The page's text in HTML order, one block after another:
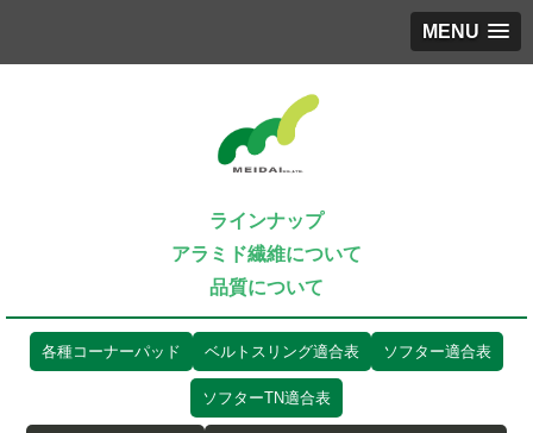
MENU
ラインナップ
アラミド繊維について
品質について
各種コーナーパッド ベルトスリング適合表 ソフター適合表
ソフターTN適合表